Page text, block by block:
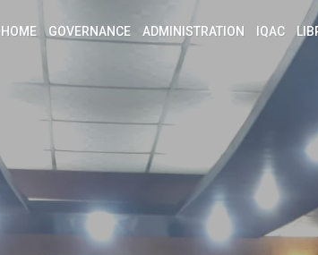
HOME GOVERNANCE ADMINISTRATION IQAC